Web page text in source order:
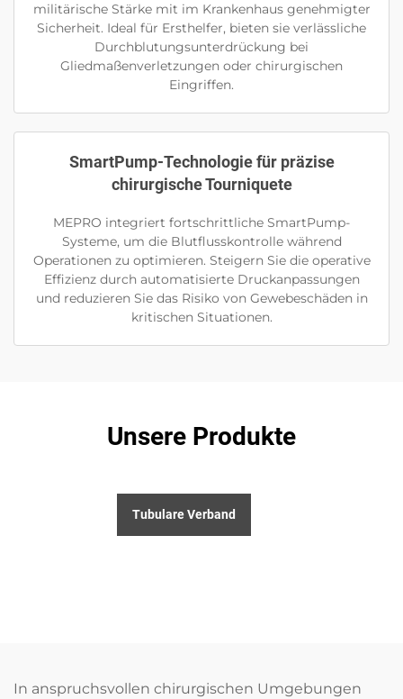
militärische Stärke mit im Krankenhaus genehmigter
Sicherheit. Ideal für Ersthelfer, bieten sie verlässliche
Durchblutungsunterdrückung bei
Gliedmaßenverletzungen oder chirurgischen
Eingriffen.
SmartPump-Technologie für präzise
chirurgische Tourniquete
MEPRO integriert fortschrittliche SmartPump-
Systeme, um die Blutflusskontrolle während
Operationen zu optimieren. Steigern Sie die operative
Effizienz durch automatisierte Druckanpassungen
und reduzieren Sie das Risiko von Gewebeschäden in
kritischen Situationen.
Unsere Produkte
Tubulare Verband
In anspruchsvollen chirurgischen Umgebungen